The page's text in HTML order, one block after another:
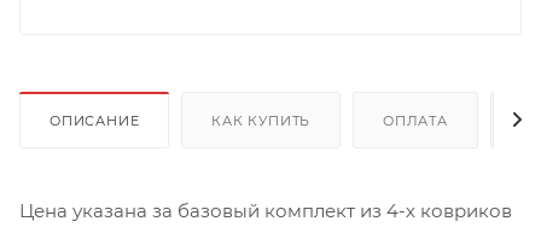
ОПИСАНИЕ КАК КУПИТЬ ОПЛАТА
Цена указана за базовый комплект из 4-х ковриков